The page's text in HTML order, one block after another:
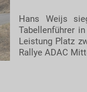
Hans Weijs
Tabellenführer
Leistung Platz
Rallye ADAC